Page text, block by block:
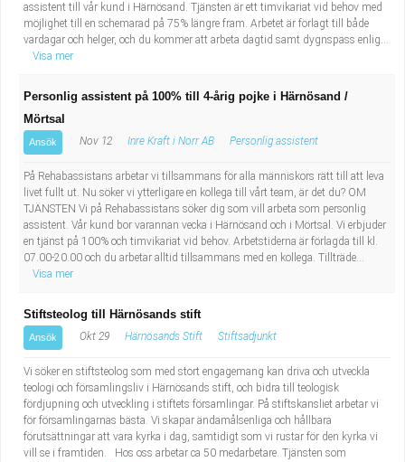
assistent till vår kund i Härnösand. Tjänsten är ett timvikariat vid behov med
möjlighet till en schemarad på 75% längre fram. Arbetet är förlagt till både
vardagar och helger, och du kommer att arbeta dagtid samt dygnspass enlig...
Visa mer
Personlig assistent på 100% till 4-årig pojke i Härnösand /
Mörtsal
Ansök Nov 12 Inre Kraft i Norr AB Personlig assistent
På Rehabassistans arbetar vi tillsammans för alla människors rätt till att leva
livet fullt ut. Nu söker vi ytterligare en kollega till vårt team, är det du? OM
TJÄNSTEN Vi på Rehabassistans söker dig som vill arbeta som personlig
assistent. Vår kund bor varannan vecka i Härnösand och i Mörtsal. Vi erbjuder
en tjänst på 100% och timvikariat vid behov. Arbetstiderna är förlagda till kl.
07.00-20.00 och du arbetar alltid tillsammans med en kollega. Tillträde...
Visa mer
Stiftsteolog till Härnösands stift
Ansök Okt 29 Härnösands Stift Stiftsadjunkt
Vi söker en stiftsteolog som med stort engagemang kan driva och utveckla
teologi och församlingsliv i Härnösands stift, och bidra till teologisk
fördjupning och utveckling i stiftets församlingar. På stiftskansliet arbetar vi
för församlingarnas bästa. Vi skapar ändamålsenliga och hållbara
förutsättningar att vara kyrka i dag, samtidigt som vi rustar för den kyrka vi
vill se i framtiden. Hos oss arbetar ca 50 medarbetare. Tjänsten som